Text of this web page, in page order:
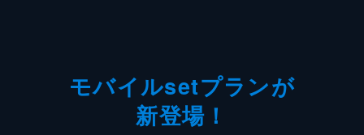
モバイルsetプランが
新登場！